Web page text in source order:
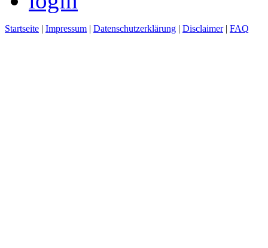
Startseite | Impressum | Datenschutzerklärung | Disclaimer| FAQ